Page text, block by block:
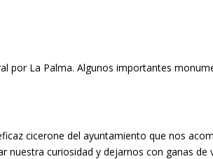
por La Palma. Algunos importantes
cicerone del ayuntamiento que nos
nuestra curiosidad y dejarnos con ganas de